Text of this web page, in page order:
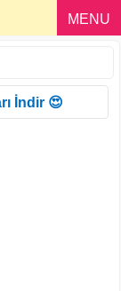
MENU
İndir 😍